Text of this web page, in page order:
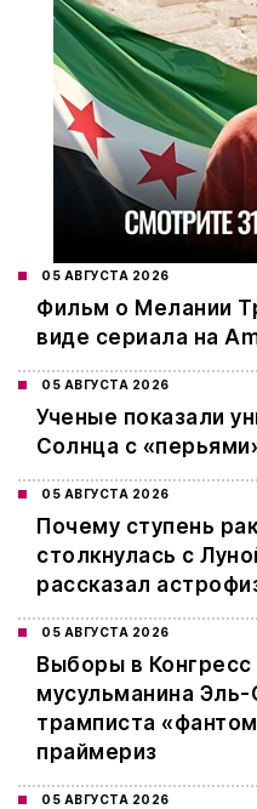
05 АВГУСТА 2026
Фильм о Мелании
виде сериала на
05 АВГУСТА 2026
Ученые показали
Солнца с
05 АВГУСТА 2026
Почему ступень
столкнулась с
рассказал
05 АВГУСТА 2026
Выборы в
мусульманина
трамписта
праймериз
05 АВГУСТА 2026